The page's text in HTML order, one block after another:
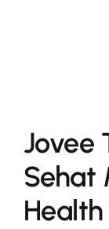
Jovee
Sehat